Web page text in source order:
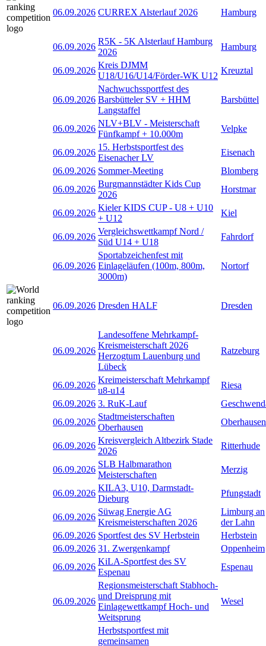
06.09.2026 CURREX Alsterlauf 2026 Hamburg
06.09.2026
R5K - 5K Alsterlauf Hamburg
2026
Hamburg
06.09.2026
Kreis DJMM
U18/U16/U14/Förder-WK U12
Kreuztal
06.09.2026
Nachwuchssportfest des
Barsbütteler SV + HHM
Langstaffel
Barsbüttel
06.09.2026
NLV+BLV - Meisterschaft
Fünfkampf + 10.000m
Velpke
06.09.2026
15. Herbstsportfest des
Eisenacher LV
Eisenach
06.09.2026 Sommer-Meeting
Blomberg
06.09.2026
Burgmannstädter Kids Cup
2026
Horstmar
06.09.2026
Kieler KIDS CUP - U8 + U10
+ U12
Kiel
06.09.2026
Vergleichswettkampf Nord /
Süd U14 + U18
Fahrdorf
06.09.2026
Sportabzeichenfest mit
Einlageläufen (100m, 800m,
3000m)
Nortorf
06.09.2026 Dresden HALF Dresden
06.09.2026
Landesoffene Mehrkampf-
Kreismeisterschaft 2026
Herzogtum Lauenburg und
Lübeck
Ratzeburg
06.09.2026
Kreimeisterschaft Mehrkampf
u8-u14
Riesa
06.09.2026 3. RuK-Lauf
06.09.2026
Stadtmeisterschaften
Oberhausen
Oberhausen
06.09.2026
Kreisvergleich Altbezirk Stade
2026
Ritterhude
06.09.2026
SLB Halbmarathon
Meisterschaften
Merzig
06.09.2026
KILA3, U10, Darmstadt-
Dieburg
Pfungstadt
06.09.2026
Süwag Energie AG
Kreismeisterschaften 2026
Limburg an
der Lahn
06.09.2026 Sportfest des SV Herbstein
Herbstein
06.09.2026 31. Zwergenkampf
Oppenheim
06.09.2026
KiLA-Sportfest des SV
Espenau
Espenau
06.09.2026
Regionsmeisterschaft Stabhoch-
und Dreisprung mit
Einlagewettkampf Hoch- und
Weitsprung
Wesel
Herbstsportfest mit
gemeinsamen